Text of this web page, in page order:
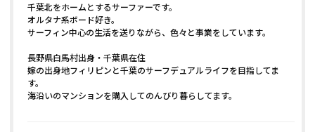
千葉北をホームとするサーファーです。
オルタナ系ボード好き。
サーフィン中心の生活を送りながら、色々と事業をしています。
長野県白馬村出身・千葉県在住
嫁の出身地フィリピンと千葉のサーフデュアルライフを目指してま
す。
海沿いのマンションを購入してのんびり暮らしてます。